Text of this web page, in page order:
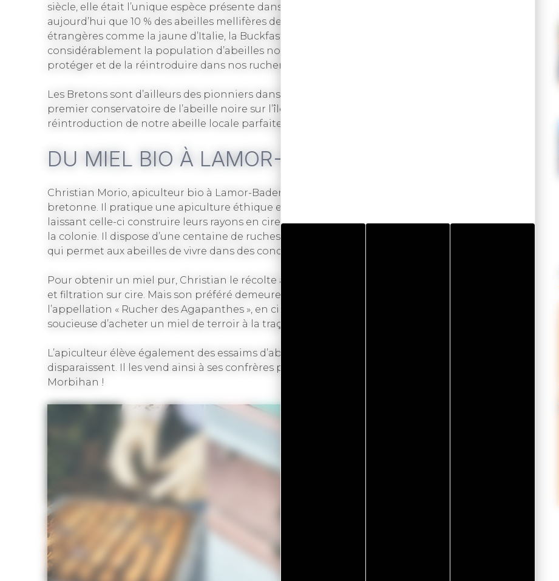
siècle, elle était l’unique espèce présente dans les ruches alors qu’elle ne représente
aujourd’hui que 10 % des abeilles mellifères de France. L’importation accrue d’abeilles
étrangères comme la jaune d’Italie, la Buckfast ou la grise du Caucase a réduit
considérablement la population d’abeilles noires. Aujourd’hui, il est indispensable de la
protéger et de la réintroduire dans nos ruchers.
Les Bretons sont d’ailleurs des pionniers dans la préservation de cette espèce ! La création du
premier conservatoire de l’abeille noire sur l’île d’Ouessant en 1978 a marqué le début de la
réintroduction de notre abeille locale parfaitement adaptée au biotope de la région.
DU MIEL BIO À LAMOR-BADEN
Christian Morio, apiculteur bio à Lamor-Baden travaille exclusivement avec l’abeille noire
bretonne. Il pratique une apiculture éthique en respectant le rythme biologique de l’abeille,
laissant celle-ci construire leurs rayons en cire naturelle et en ne récoltant que le surplus de
la colonie. Il dispose d’une centaine de ruches, toutes de type Warré : une ruche écologique
qui permet aux abeilles de vivre dans des conditions proches de leur milieu naturel.
Pour obtenir un miel pur, Christian le récolte à maturité et l’extrait après broyage des rayons
et filtration sur cire. Mais son préféré demeure le miel en rayon. Il le commercialise sous
l’appellation « Rucher des Agapanthes », en circuit court et auprès de sa fidèle clientèle,
soucieuse d’acheter un miel de terroir à la traçabilité impeccable.
L’apiculteur élève également des essaims d’abeilles noires pour remplacer les colonies qui
disparaissent. Il les vend ainsi à ses confrères pour que vive l’abeille noire dans le golfe du
Morbihan !